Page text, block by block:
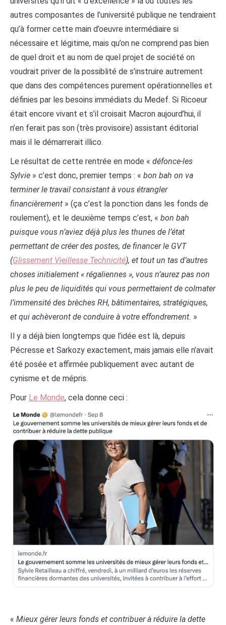
autres composantes de l’université publique ne tendraient
qu’à former cette main d’oeuvre intermédiaire si
nécessaire et légitime, mais qu’on ne comprend pas bien
de quel droit et au nom de quel projet de société on
voudrait priver de la possiblité de s’instruire autrement
que dans des compétences purement opérationnelles et
définies par les besoins immédiats du Medef. Si Ricoeur
était encore vivant et s’il croisait Macron aujourd’hui, il
n’en ferait pas son (très provisoire) assistant éditorial
mais il le démarrerait illico.
Le résultat de cette rentrée en mode « défonce-les
Sylvie » c’est donc, premier temps : « bon bah on va
terminer le travail consistant à vous étrangler
financièrement » (ça c’est la ponction dans les fonds de
roulement), et le deuxième temps c’est, « bon bah
puisque vous n’aviez déjà plus les thunes de l’état
permettant de créer des postes, de financer le GVT
(Glissement Vieillesse Technicité), et tout un tas d’autres
choses initialement « régaliennes », vous n’aurez pas non
plus le peu de liquidités qui vous permettaient de colmater
l’immensité des brèches RH, bâtimentaires, stratégiques,
et qui achèveront de conduire à votre effondrement. »
Il y a déjà bien longtemps que l’idée est là, depuis
Pécresse et Sarkozy exactement, mais jamais elle n’avait
été posée et affirmée publiquement avec autant de
cynisme et de mépris.
Pour Le Monde, cela donne ceci :
« Mieux gérer leurs fonds et contribuer à réduire la dette